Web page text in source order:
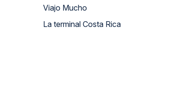
Viajo Mucho
La terminal Costa Rica